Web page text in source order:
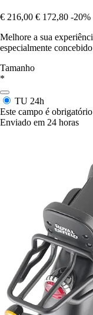
€ 216,00 € 172,80 -20%
Melhore a sua
especialmente
Tamanho
*
TU 24h
Este campo é obrigatório
Enviado em 24 horas